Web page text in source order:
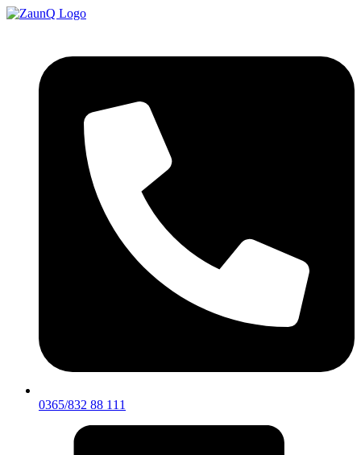
0365/832 88 111